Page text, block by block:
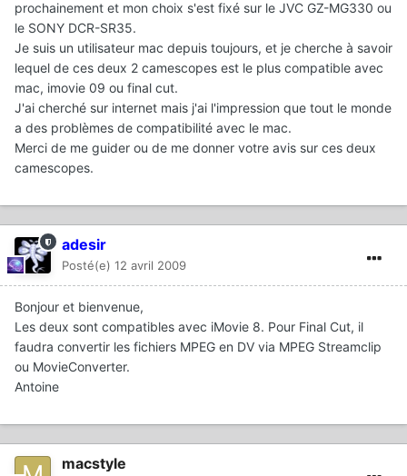
prochainement et mon choix s'est fixé sur le JVC GZ-MG330 ou
le SONY DCR-SR35.
Je suis un utilisateur mac depuis toujours, et je cherche à savoir
lequel de ces deux 2 camescopes est le plus compatible avec
mac, imovie 09 ou final cut.
J'ai cherché sur internet mais j'ai l'impression que tout le monde
a des problèmes de compatibilité avec le mac.
Merci de me guider ou de me donner votre avis sur ces deux
camescopes.
adesir
Posté(e) 12 avril 2009
Bonjour et bienvenue,
Les deux sont compatibles avec iMovie 8. Pour Final Cut, il
faudra convertir les fichiers MPEG en DV via MPEG Streamclip
ou MovieConverter.
Antoine
macstyle